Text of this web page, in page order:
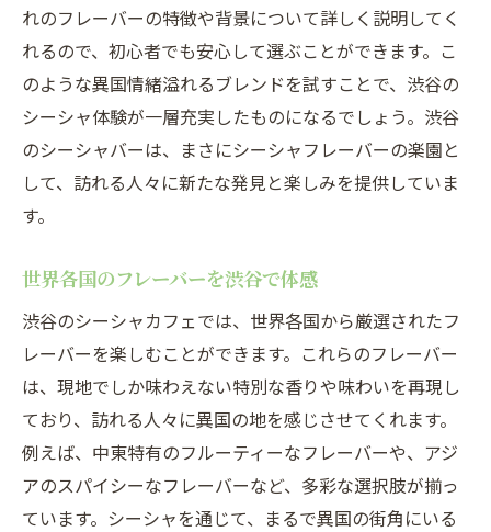
れのフレーバーの特徴や背景について詳しく説明してく
れるので、初心者でも安心して選ぶことができます。こ
のような異国情緒溢れるブレンドを試すことで、渋谷の
シーシャ体験が一層充実したものになるでしょう。渋谷
のシーシャバーは、まさにシーシャフレーバーの楽園と
して、訪れる人々に新たな発見と楽しみを提供していま
す。
世界各国のフレーバーを渋谷で体感
渋谷のシーシャカフェでは、世界各国から厳選されたフ
レーバーを楽しむことができます。これらのフレーバー
は、現地でしか味わえない特別な香りや味わいを再現し
ており、訪れる人々に異国の地を感じさせてくれます。
例えば、中東特有のフルーティーなフレーバーや、アジ
アのスパイシーなフレーバーなど、多彩な選択肢が揃っ
ています。シーシャを通じて、まるで異国の街角にいる